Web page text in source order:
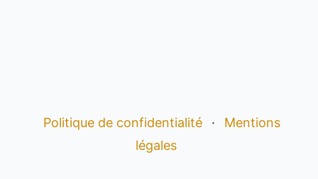
Politique de confidentialité ·
Mentions
légales